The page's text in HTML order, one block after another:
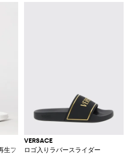
ファブリック製スライドサンダル
VERSACE
ロゴ入りラバースライダー